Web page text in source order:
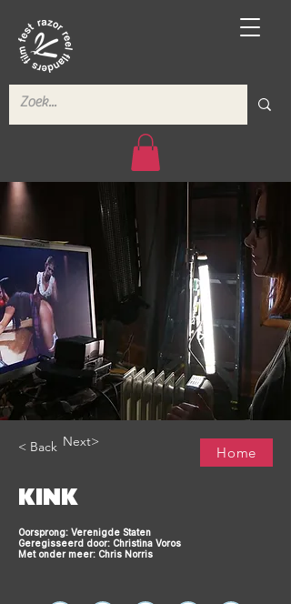
< Back Next>
Home
KINK
Oorsprong: Verenigde Staten
Geregisseerd door: Christina Voros
Met onder meer: Chris Norris